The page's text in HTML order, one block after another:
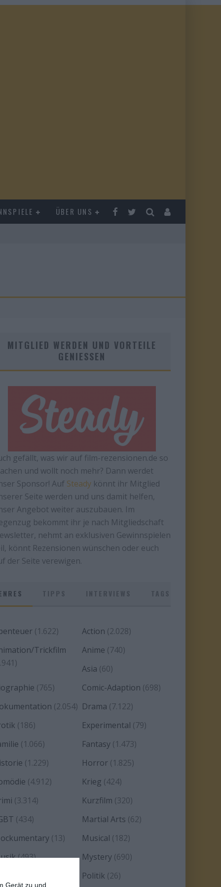
Gerät zu und
ÜBER UNS
MITGLIED WERDEN UND VORTEILE
GENIESSEN
gefällt, was wir auf film-rezensionen.de so
und wollt noch mehr? Dann werdet
Sponsor! Auf Steady könnt ihr Mitglied
Seite werden und uns damit helfen,
Angebot weiter auszubauen. Im
bekommt ihr je nach Mitgliedschaft
nehmt an exklusiven Gewinnspielen
könnt Rezensionen wünschen oder euch
der Seite verewigen.
(1.622) Action (2.028)
Trickfilm
Anime (740)
Asia (60)
(765) Comic-Adaption (698)
(2.054) Drama (7.122)
(186) Experimental (79)
(1.066) Fantasy (1.473)
(1.229) Horror (1.825)
(4.912) Krieg (424)
(3.314) Kurzfilm (320)
(434) Martial Arts (62)
(13) Musical (182)
(493) Mystery (690)
Politik (26)